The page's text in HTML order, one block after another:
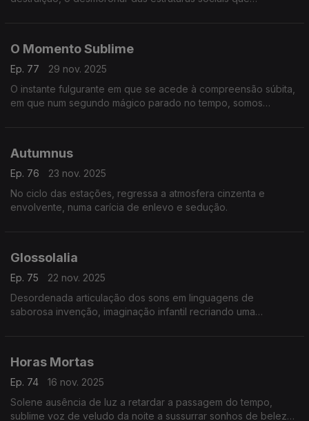
O Momento Sublime
Ep. 77
29 nov. 2025
O instante fulgurante em que se acede à compreensão súbita,
em que num segundo mágico parado no tempo, somos
Autumnus
Ep. 76
23 nov. 2025
No ciclo das estações, regressa a atmosfera cinzenta e
envolvente, numa carícia de enlevo e sedução.
Glossolalia
Ep. 75
22 nov. 2025
Desordenada articulação dos sons em linguagens de
saborosa invenção, imaginação infantil recriando uma
Horas Mortas
Ep. 74
16 nov. 2025
Solene ausência de luz a retardar a passagem do tempo,
sublime voz de veludo da noite a sussurrar sonhos de beleza